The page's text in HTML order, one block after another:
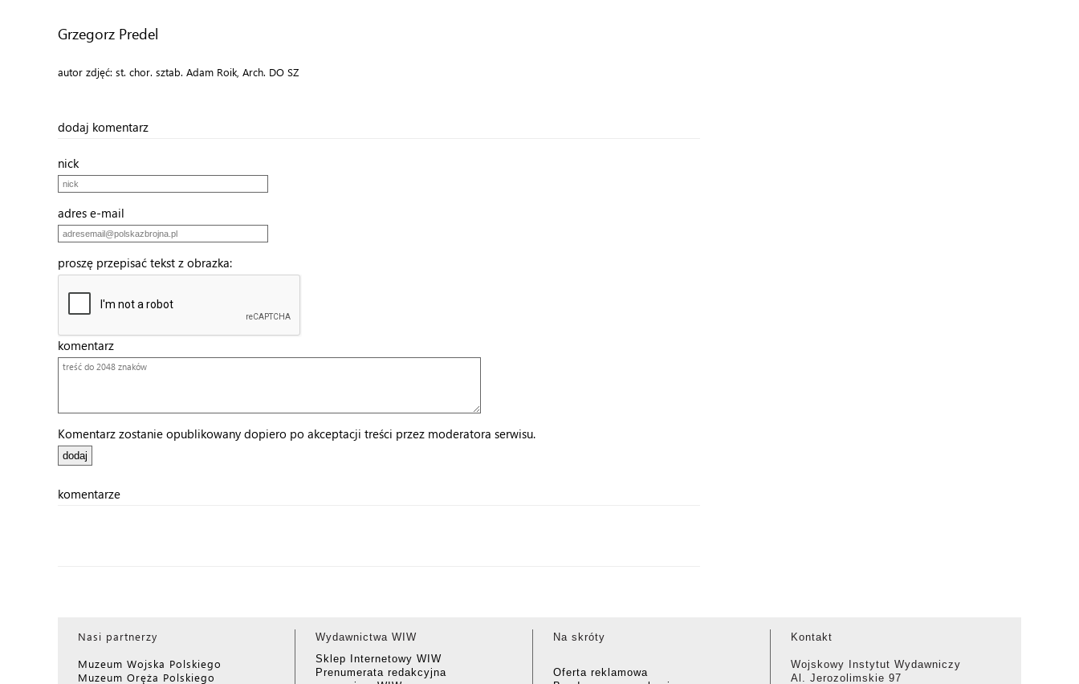
Grzegorz Predel
autor zdjęć: st. chor. sztab. Adam Roik, Arch. DO SZ
dodaj komentarz
nick
adres e-mail
proszę przepisać tekst z obrazka:
komentarz
Komentarz zostanie opublikowany dopiero po akceptacji treści przez moderatora serwisu.
komentarze
Nasi partnerzy
Muzeum Wojska Polskiego
Muzeum Oręża Polskiego
Wydawnictwa WIW
Sklep Internetowy WIW
Prenumerata redakcyjna
Na skróty
Oferta reklamowa
Kontakt
Wojskowy Instytut Wydawniczy
Al. Jerozolimskie 97